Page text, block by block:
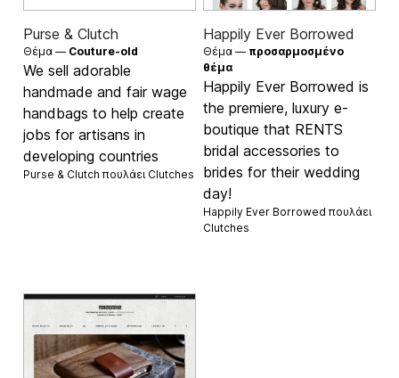
Purse & Clutch
Θέμα — Couture-old
We sell adorable
handmade and fair wage
handbags to help create
jobs for artisans in
developing countries
Purse & Clutch πουλάει Clutches
Happily Ever Borrowed
Θέμα — προσαρμοσμένο
θέμα
Happily Ever Borrowed is
the premiere, luxury e-
boutique that RENTS
bridal accessories to
brides for their wedding
day!
Happily Ever Borrowed πουλάει
Clutches